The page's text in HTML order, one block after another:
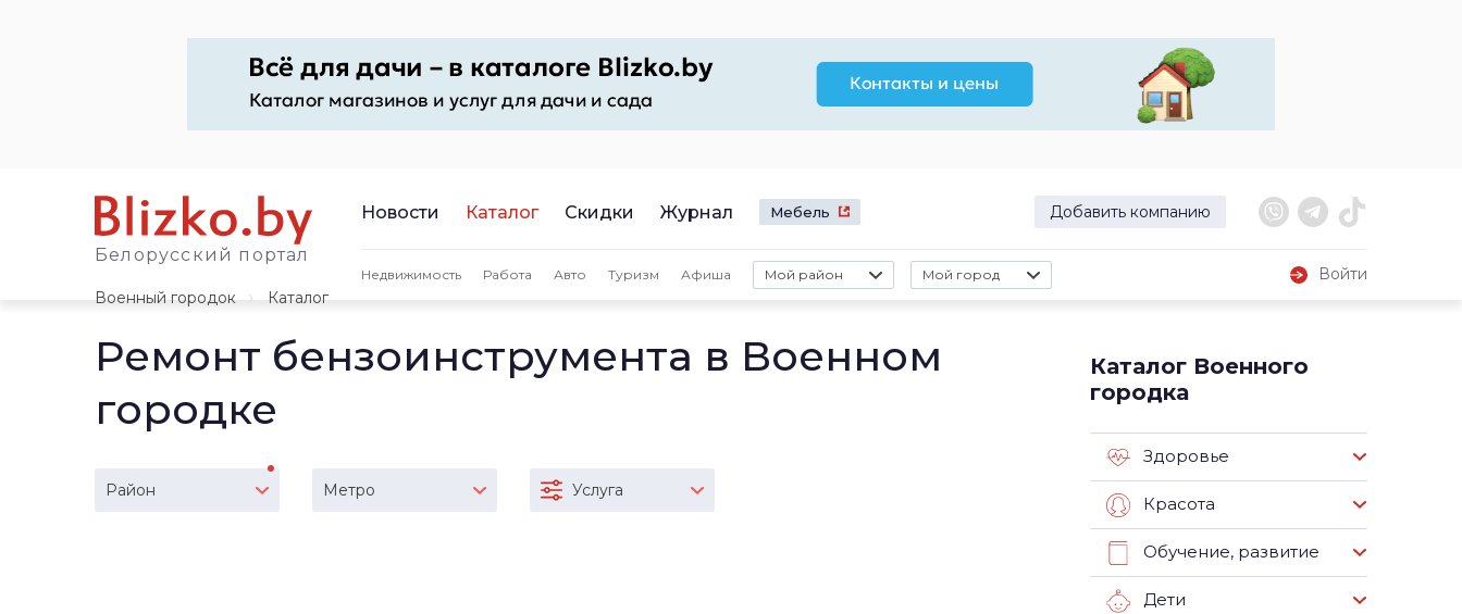
Белорусский портал
Новости Каталог Скидки Журнал Мебель Добавить компанию
Недвижимость Работа Авто Туризм Афиша Мой район Мой город
Войти
Военный городок
Каталог
Ремонт бензоинструмента в Военном
городке
Район Метро Услуга
Каталог Военного
городка
Здоровье
Красота
Обучение, развитие
Дети